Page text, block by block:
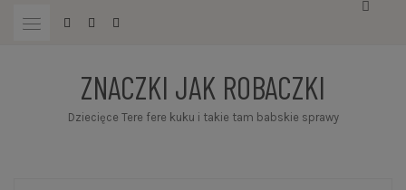
ZNACZKI JAK ROBACZKI
Dziecięce Tere fere kuku i takie tam babskie sprawy